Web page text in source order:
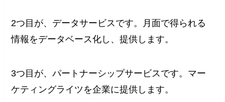
2つ目が、データサービスです。月面で得られる
情報をデータベース化し、提供します。
3つ目が、パートナーシップサービスです。マー
ケティングライツを企業に提供します。